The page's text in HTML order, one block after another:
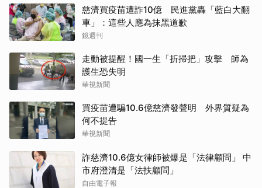
慈濟買疫苗遭詐10億 民進黨轟「藍白大翻
車」：這些人應為抹黑道歉
鏡週刊
走動被提醒！國一生「折掃把」攻擊 師為
護生恐失明
華視新聞
買疫苗遭騙10.6億慈濟發聲明 外界質疑為
何不提告
華視新聞
詐慈濟10.6億女律師被爆是「法律顧問」 中
市府澄清是「法扶顧問」
自由電子報